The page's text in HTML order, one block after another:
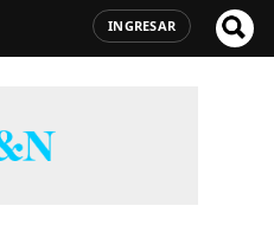
INGRESAR